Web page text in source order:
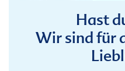
Hast
Wir sind für